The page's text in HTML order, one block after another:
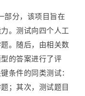
部分，该项目旨在
。测试向四个人工
。随后，由相关数
的答案进行了评
条件的同类测试：
；其次，测试题目